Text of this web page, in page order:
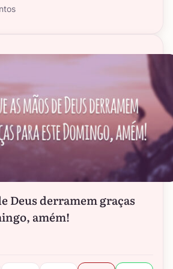
Deus derramem graças
amém!